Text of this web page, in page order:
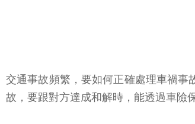
交通事故頻繁，要如何正確處理車禍
故，要跟對方達成和解時，能透過車險